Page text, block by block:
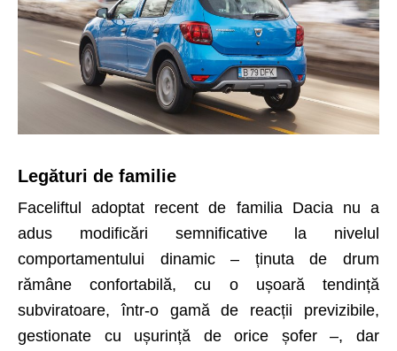
Legături de familie
Faceliftul adoptat recent de familia Dacia nu a
adus modificări semnificative la nivelul
comportamentului dinamic – ținuta de drum
rămâne confortabilă, cu o ușoară tendință
subviratoare, într-o gamă de reacții previzibile,
gestionate cu ușurință de orice șofer –, dar